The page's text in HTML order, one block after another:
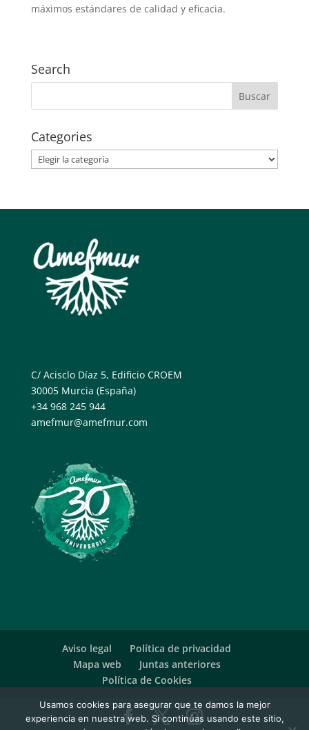
máximos estándares de calidad y eficacia.
Search
Categories
Categories
C/ Acisclo Díaz 5, Edificio CROEM
30005 Murcia (España)
+34 968 245 944
amefmur@amefmur.com
Aviso legal
Política de privacidad
Mapa web
Juntas anteriores
Política de Cookies
Usamos cookies para asegurar que te damos la mejor
experiencia en nuestra web. Si continúas usando este sitio,